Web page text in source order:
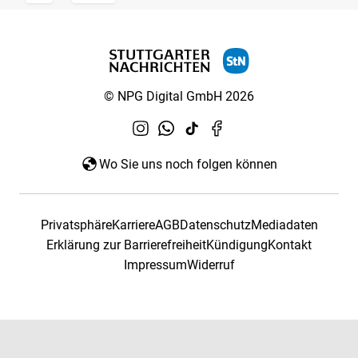
© NPG Digital GmbH 2026
Wo Sie uns noch folgen können
PrivatsphäreKarriereAGBDatenschutzMediadaten
Erklärung zur BarrierefreiheitKündigungKontakt
ImpressumWiderruf